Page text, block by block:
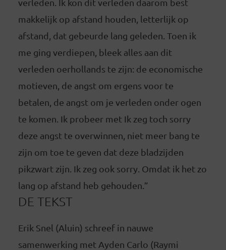
makkelijk op afstand houden, letterlijk op
afstand, dat gebeurde lang geleden. Toen ik
me ging verdiepen, bleek alles aan dit
verleden oerhollands te zijn: de economische
motieven, de angst om ergens voor te
betalen, de angst om je verleden onder ogen
te komen. Ik probeer met Ik zeg toch sorry
deze angst te overwinnen, niet meer bang te
zijn om toe te geven dat deze bladzijden
pikzwart zijn. Ik zeg ook sorry. Omdat ik het zo
lang op afstand heb gehouden.”
DE TEKST
Erik Snel (Aluin) schreef in nauwe
samenwerking met Ayden Carlo (Raymi